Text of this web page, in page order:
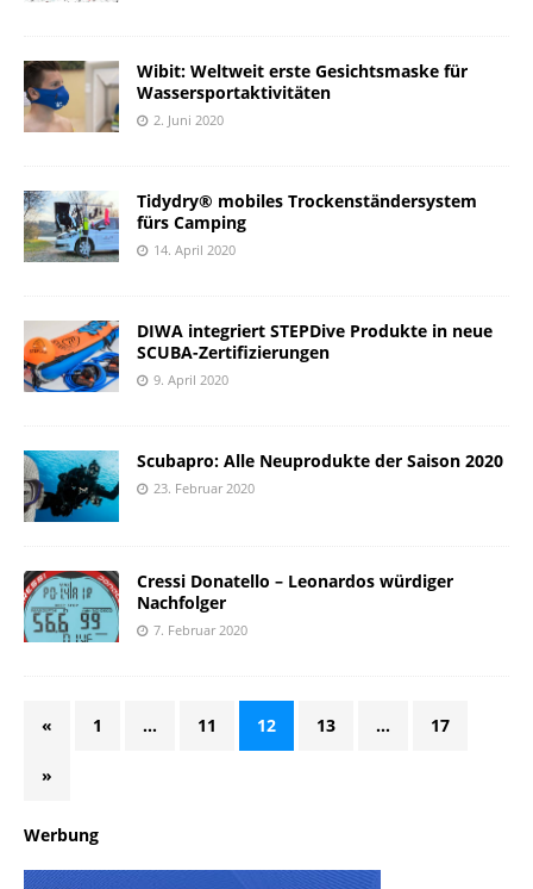
Wibit: Weltweit erste Gesichtsmaske für
Wassersportaktivitäten
2. Juni 2020
Tidydry® mobiles Trockenständersystem
fürs Camping
14. April 2020
DIWA integriert STEPDive Produkte in neue
SCUBA-Zertifizierungen
9. April 2020
Scubapro: Alle Neuprodukte der Saison 2020
23. Februar 2020
Cressi Donatello – Leonardos würdiger
Nachfolger
7. Februar 2020
« 1 … 11 12 13 … 17
»
Werbung